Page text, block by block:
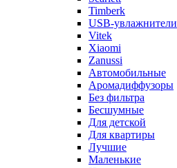
Timberk
USB-увлажнители
Vitek
Xiaomi
Zanussi
Автомобильные
Аромадиффузоры
Без фильтра
Бесшумные
Для детской
Для квартиры
Лучшие
Маленькие